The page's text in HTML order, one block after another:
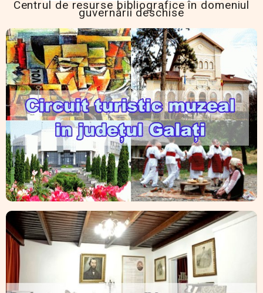
Centrul de resurse bibliografice în domeniul
guvernării deschise